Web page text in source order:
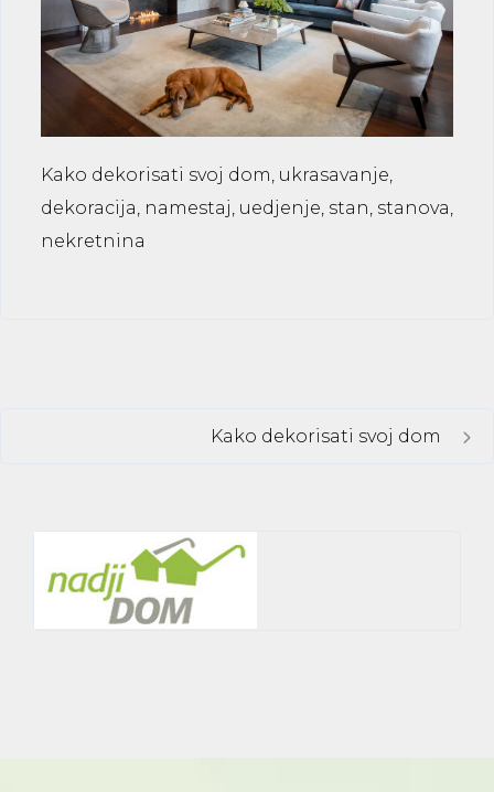
Kako dekorisati svoj dom, ukrasavanje,
dekoracija, namestaj, uedjenje, stan, stanova,
nekretnina
Kako dekorisati svoj dom